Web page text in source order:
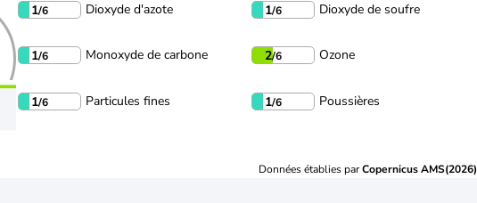
1/6 Dioxyde d'azote 1/6 Dioxyde de soufre
1/6 Monoxyde de carbone 2/6 Ozone
1/6 Particules fines 1/6 Poussières
Données établies parCopernicus AMS(2026)